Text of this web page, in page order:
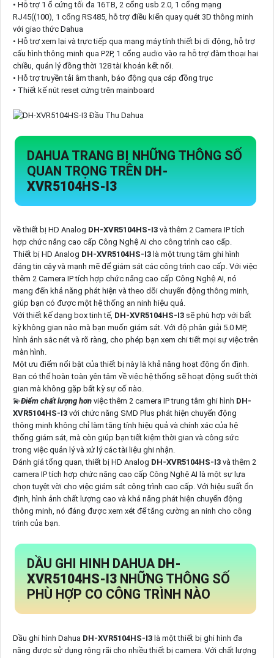
• Hỗ trợ 1 ổ cứng tối đa 16TB, 2 cổng usb 2.0, 1 cổng mạng
RJ45((100), 1 cổng RS485, hỗ trợ điều kiển quay quét 3D thông minh
với giao thức Dahua
• Hỗ trợ xem lại và trực tiếp qua mạng máy tính thiết bị di động, hỗ trợ
cấu hình thông minh qua P2P, 1 cổng audio vào ra hỗ trợ đàm thoại hai
chiều, quản lý đồng thời 128 tài khoản kết nối.
• Hỗ trợ truyền tải âm thanh, báo động qua cáp đồng trục
• Thiết kế nút reset cứng trên mainboard
DAHUA TRANG BỊ NHỮNG THÔNG SỐ
QUAN TRỌNG TRÊN DH-
XVR5104HS-I3
về thiết bị HD Analog DH-XVR5104HS-I3 và thêm 2 Camera IP tích
hợp chức năng cao cấp Công Nghệ AI cho công trình cao cấp.
Thiết bị HD Analog DH-XVR5104HS-I3 là một trung tâm ghi hình
đáng tin cậy và mạnh mẽ để giám sát các công trình cao cấp. Với việc
thêm 2 Camera IP tích hợp chức năng cao cấp Công Nghệ AI, nó
mang đến khả năng phát hiện và theo dõi chuyển động thông minh,
giúp bạn có được một hệ thống an ninh hiệu quả.
Với thiết kế dạng box tinh tế, DH-XVR5104HS-I3 sẽ phù hợp với bất
kỳ không gian nào mà bạn muốn giám sát. Với độ phân giải 5.0 MP,
hình ảnh sắc nét và rõ ràng, cho phép bạn xem chi tiết mọi sự việc trên
màn hình.
Một ưu điểm nổi bật của thiết bị này là khả năng hoạt động ổn định.
Bạn có thể hoàn toàn yên tâm về việc hệ thống sẽ hoạt động suốt thời
gian mà không gặp bất kỳ sự cố nào.
💫Điểm chất lượng hơn việc thêm 2 camera IP trung tâm ghi hình DH-
XVR5104HS-I3 với chức năng SMD Plus phát hiện chuyển động
thông minh không chỉ làm tăng tính hiệu quả và chính xác của hệ
thống giám sát, mà còn giúp bạn tiết kiệm thời gian và công sức
trong việc quản lý và xử lý các tài liệu ghi nhận.
Đánh giá tổng quan, thiết bị HD Analog DH-XVR5104HS-I3 và thêm 2
camera IP tích hợp chức năng cao cấp Công Nghệ AI là một sự lựa
chọn tuyệt vời cho việc giám sát công trình cao cấp. Với hiệu suất ổn
định, hình ảnh chất lượng cao và khả năng phát hiện chuyển động
thông minh, nó đáng được xem xét để tăng cường an ninh cho công
trình của bạn.
DẦU GHI HINH DAHUA DH-
XVR5104HS-I3 NHỮNG THÔNG SỐ
PHÙ HỢP CO CÔNG TRÌNH NÀO
Dầu ghi hình Dahua DH-XVR5104HS-I3 là một thiết bị ghi hình đa
năng được sử dụng rộng rãi cho nhiều thiết bị camera. Với chất lượng